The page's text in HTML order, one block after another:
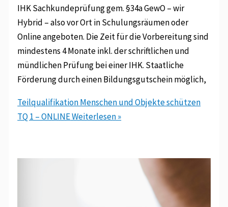
IHK Sachkundeprüfung gem. §34a GewO – wir
Hybrid – also vor Ort in Schulungsräumen oder
Online angeboten. Die Zeit für die Vorbereitung sind
mindestens 4 Monate inkl. der schriftlichen und
mündlichen Prüfung bei einer IHK. Staatliche
Förderung durch einen Bildungsgutschein möglich,
Teilqualifikation Menschen und Objekte schützen
TQ 1 – ONLINEWeiterlesen »